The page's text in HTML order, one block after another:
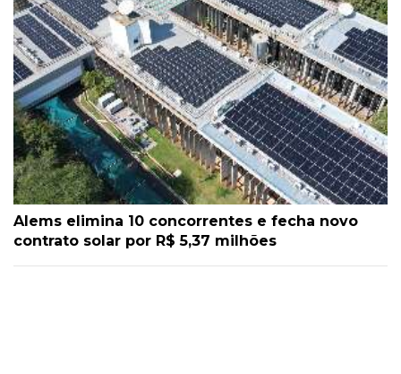
Alems elimina 10 concorrentes e fecha novo
contrato solar por R$ 5,37 milhões